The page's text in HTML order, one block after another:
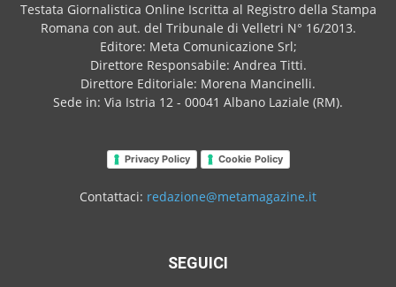
Testata Giornalistica Online Iscritta al Registro della Stampa
Romana con aut. del Tribunale di Velletri N° 16/2013.
Editore: Meta Comunicazione Srl;
Direttore Responsabile: Andrea Titti.
Direttore Editoriale: Morena Mancinelli.
Sede in: Via Istria 12 - 00041 Albano Laziale (RM).
Privacy Policy Cookie Policy
Contattaci: redazione@metamagazine.it
SEGUICI